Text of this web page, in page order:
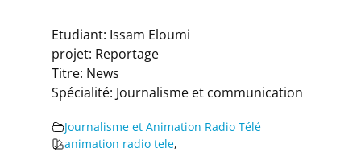
Etudiant: Issam Eloumi
projet: Reportage
Titre: News
Spécialité: Journalisme et communication
Journalisme et Animation Radio Télé
animation radio tele,